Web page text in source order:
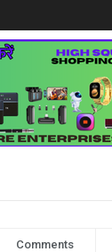
Comments